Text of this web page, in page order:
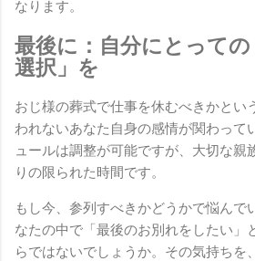
なります。
最後に：自分にとって
選択」を
おじ様の葬式で仕事を休むべきかとい
われないあなた自身の感情が関わって
ュールは調整が可能ですが、大切な親
りの限られた時間です。
もし今、参列すべきかどうかで悩んで
なたの中で「最後のお別れをしたい」
らではないでしょうか。その気持ちを